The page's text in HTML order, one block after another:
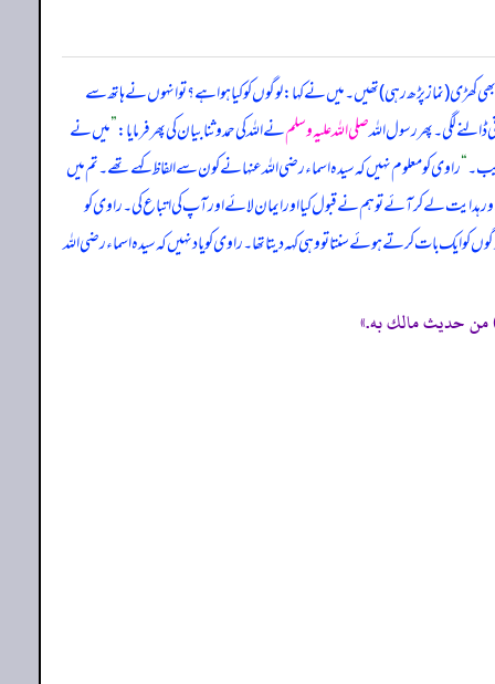
(نماز پڑھ رہی) تھیں۔ میں نے کہا: لوگوں کو کیا ہوا ہے؟ تو انہوں نے ہاتھ سے
لگی۔ پھر رسول اللہصلی اللہ علیہ وسلمنے اللہ کی حمد و ثنا بیان کی پھر فرمایا:”میں نے
“راوی کو معلوم نہیں کہ سیدہ اسماء رضی اللہ عنہا نے کون سے الفاظ کہے تھے۔ تم میں
ہدایت لے کر آئے تو ہم نے قبول کیا اور ایمان لائے اور آپ کی اتباع کی۔ راوی کو
کو ایک بات کرتے ہوئے سنتا تو وہی کہہ دیتا تھا۔ راوی کو یاد نہیں کہ سیدہ اسماء رضی اللہ